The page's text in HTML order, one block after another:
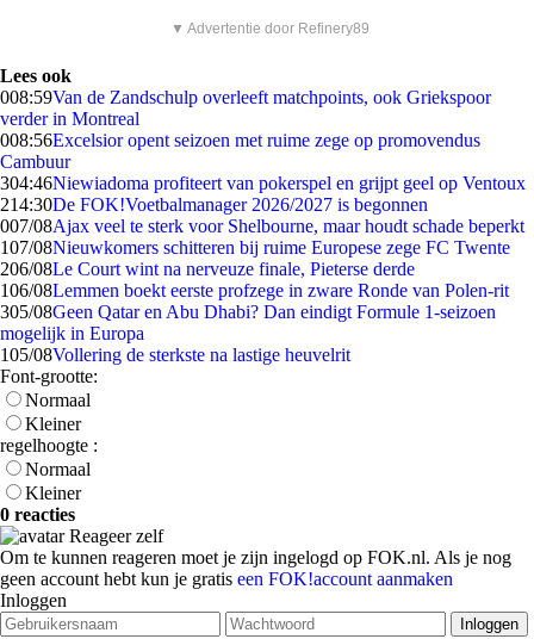
▼ Advertentie door Refinery89
Lees ook
008:59Van de Zandschulp overleeft matchpoints, ook Griekspoor
verder in Montreal
008:56Excelsior opent seizoen met ruime zege op promovendus
Cambuur
304:46Niewiadoma profiteert van pokerspel en grijpt geel op Ventoux
214:30De FOK!Voetbalmanager 2026/2027 is begonnen
007/08Ajax veel te sterk voor Shelbourne, maar houdt schade beperkt
107/08Nieuwkomers schitteren bij ruime Europese zege FC Twente
206/08Le Court wint na nerveuze finale, Pieterse derde
106/08Lemmen boekt eerste profzege in zware Ronde van Polen-rit
305/08Geen Qatar en Abu Dhabi? Dan eindigt Formule 1-seizoen
mogelijk in Europa
105/08Vollering de sterkste na lastige heuvelrit
Font-grootte:
Normaal
Kleiner
regelhoogte :
Normaal
Kleiner
0 reacties
Reageer zelf
Om te kunnen reageren moet je zijn ingelogd op FOK.nl. Als je nog
geen account hebt kun je gratis een FOK!account aanmaken
Inloggen